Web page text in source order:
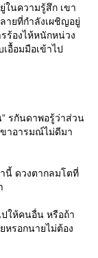
ในความรู้สึก เขา
ายที่กำลังเผชิญอยู่
ร้องไห้หนักหน่วง
อื้อมมือเข้าไป
รกันดาพอรู้ว่าส่วน
าอารมณ์ไม่ดีมา
นี้ ดวงตากลมโตที่
ปให้คนอื่น หรือถ้า
หรอกนายไม่ต้อง